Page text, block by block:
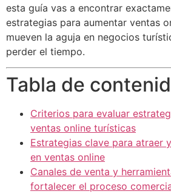
esta guía vas a encontrar
estrategias para aumentar ventas
mueven la aguja en negocios
perder el tiempo.
Tabla de
Criterios para evaluar
ventas online turísticas
Estrategias clave para atraer
en ventas online
Canales de venta y
fortalecer el proceso